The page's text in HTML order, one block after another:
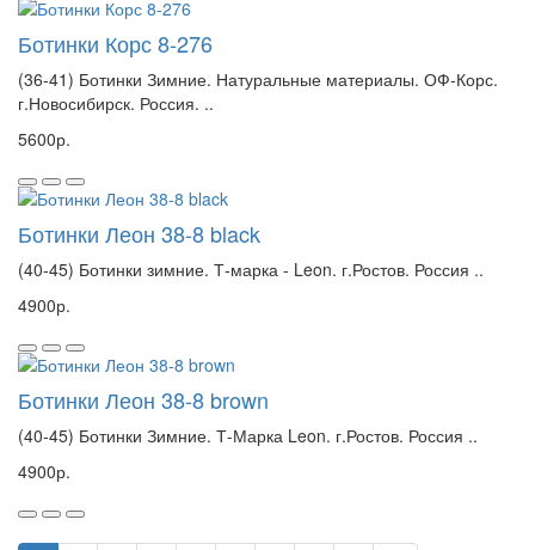
Ботинки Корс 8-276
(36-41) Ботинки Зимние. Натуральные материалы. ОФ-Корс.
г.Новосибирск. Россия. ..
5600р.
Ботинки Леон 38-8 black
(40-45) Ботинки зимние. Т-марка - Leon. г.Ростов. Россия ..
4900р.
Ботинки Леон 38-8 brown
(40-45) Ботинки Зимние. Т-Марка Leon. г.Ростов. Россия ..
4900р.